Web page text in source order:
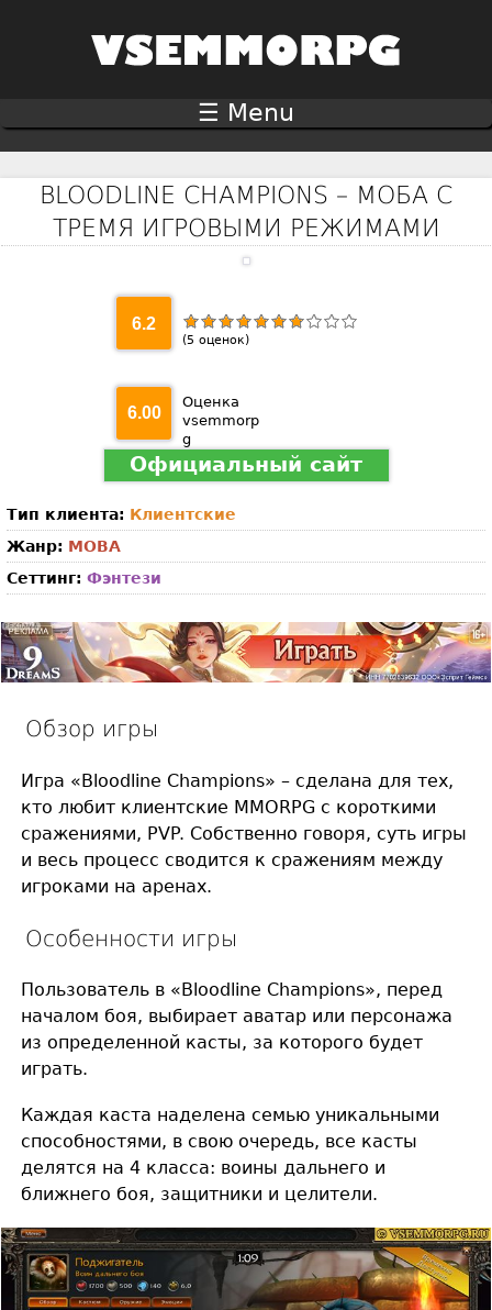
BLOODLINE CHAMPIONS – МОБА С
ТРЕМЯ ИГРОВЫМИ РЕЖИМАМИ
6.2
(5 оценок)
6.00
Оценка
vsemmorp
g
Официальный сайт
Тип клиента: Клиентские
Жанр: MOBA
Сеттинг: Фэнтези
Обзор игры
Игра «Bloodline Champions» – сделана для тех,
кто любит клиентские MMORPG с короткими
сражениями, PVP. Собственно говоря, суть игры
и весь процесс сводится к сражениям между
игроками на аренах.
Особенности игры
Пользователь в «Bloodline Champions», перед
началом боя, выбирает аватар или персонажа
из определенной касты, за которого будет
играть.
Каждая каста наделена семью уникальными
способностями, в свою очередь, все касты
делятся на 4 класса: воины дальнего и
ближнего боя, защитники и целители.
☰ Menu